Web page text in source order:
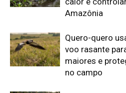
escapar em
Edição atual da